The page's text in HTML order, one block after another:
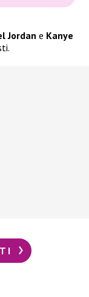
Jordan e Kanye